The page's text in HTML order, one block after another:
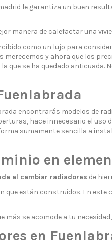
le garantiza un buen
manera de calefactar una
como un lujo para
merecemos y ahora que los
que se ha quedado
encontrarás modelos de
hace innecesario el
sumamente sencilla a
en
al cambiar radiadores de
están construidos. En
más se acomode a tu
en